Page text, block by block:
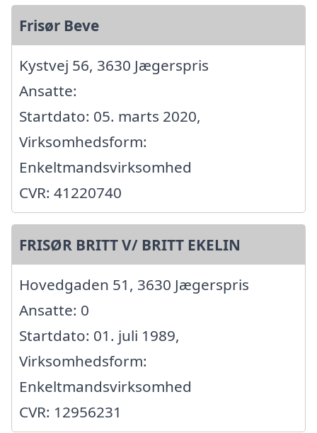
Frisør Beve
Kystvej 56, 3630 Jægerspris
Ansatte:
Startdato: 05. marts 2020,
Virksomhedsform:
Enkeltmandsvirksomhed
CVR: 41220740
FRISØR BRITT V/ BRITT EKELIN
Hovedgaden 51, 3630 Jægerspris
Ansatte: 0
Startdato: 01. juli 1989,
Virksomhedsform:
Enkeltmandsvirksomhed
CVR: 12956231